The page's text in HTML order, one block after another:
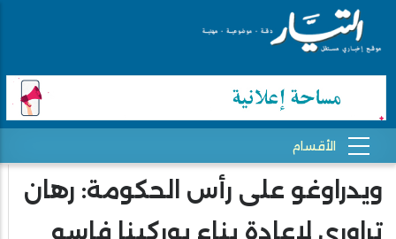
ويدراوغو على رأس الحكومة: رهان
تراوري لإعادة بناء بوركينا فاسو